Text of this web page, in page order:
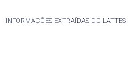
INFORMAÇÕES EXTRAÍDAS DO LATTES